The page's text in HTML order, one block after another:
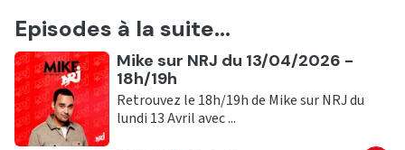
Episodes à la suite...
Ecouter
Mike sur NRJ du 13/04/2026 -
18h/19h
Retrouvez le 18h/19h de Mike sur NRJ du
lundi 13 Avril avec ...